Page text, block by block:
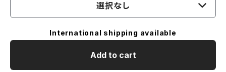
選択なし
International shipping available
Add to cart